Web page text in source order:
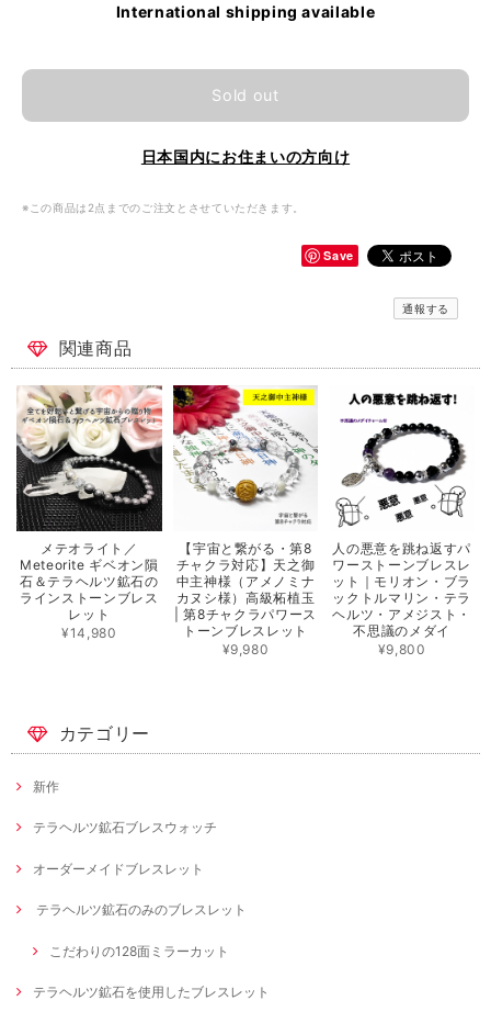
International shipping available
Sold out
日本国内にお住まいの方向け
※この商品は2点までのご注文とさせていただきます。
Save
通報する
関連商品
メテオライト／
Meteorite ギベオン隕
石＆テラヘルツ鉱石の
ラインストーンブレス
レット
¥14,980
【宇宙と繋がる・第8
チャクラ対応】天之御
中主神様（アメノミナ
カヌシ様）高級柘植玉
| 第8チャクラパワース
トーンブレスレット
¥9,980
人の悪意を跳ね返すパ
ワーストーンブレスレ
ット｜モリオン・ブラ
ックトルマリン・テラ
ヘルツ・アメジスト・
不思議のメダイ
¥9,800
カテゴリー
新作
テラヘルツ鉱石ブレスウォッチ
オーダーメイドブレスレット
テラヘルツ鉱石のみのブレスレット
こだわりの128面ミラーカット
テラヘルツ鉱石を使用したブレスレット